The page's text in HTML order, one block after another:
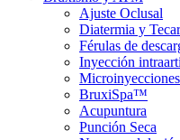
Ajuste Oclusal
Diatermia y
Férulas de
Inyección
BruxiSpa™
Acupuntura
Punción Seca